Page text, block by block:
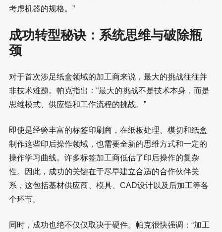
考虑机器的规格。”
成功转型秘诀：系统思维与破除瓶
颈
对于首次涉足纸盒领域的加工商来说，最大的挑战往往并
非技术难题。帕克指出：“最大的挑战不是技术本身，而是
思维模式、供应链和工作流程的挑战。”
即使是经验丰富的标签印刷商，在纸板处理、模切和纸盒
制作这些印后操作领域，也需要全新的思维方式和一定的
操作学习曲线。许多标签加工商低估了印后操作的复杂
性。因此，成功的关键在于尽早建立合适的合作伙伴关
系，这包括基材供应商、模具、CAD设计以及后加工等各
个环节。
同时，成功也绝不仅仅取决于硬件。帕克很快强调：“加工